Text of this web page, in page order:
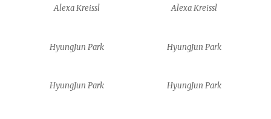
Alexa Kreissl Alexa Kreissl
HyungJun Park HyungJun Park
HyungJun Park HyungJun Park